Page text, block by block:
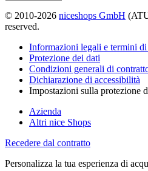
© 2010-2026 niceshops GmbH
reserved.
Informazioni legali e termini
Protezione dei dati
Condizioni generali di
Dichiarazione di accessibilità
Impostazioni sulla protezione
Azienda
Altri nice Shops
Recedere dal contratto
Personalizza la tua esperienza di